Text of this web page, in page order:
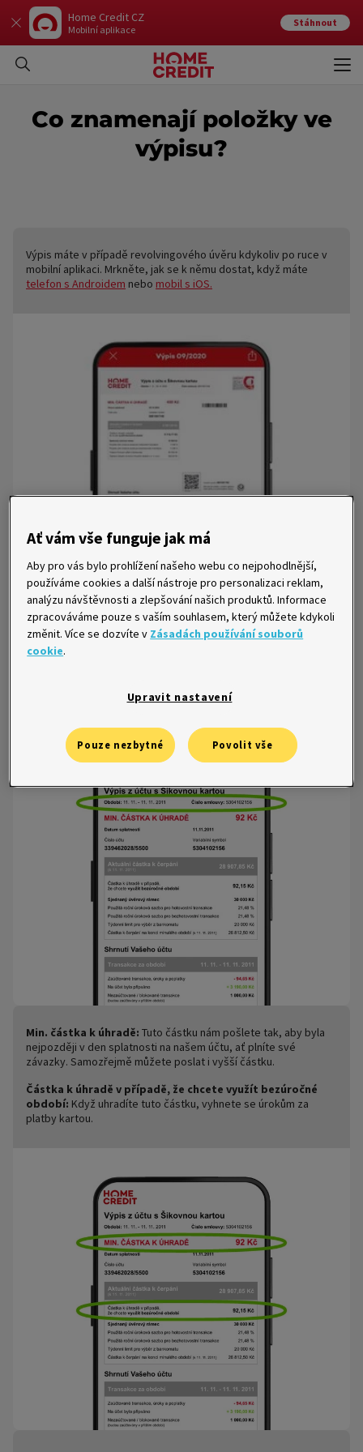
Home Credit CZ
Mobilní aplikace
Stáhnout
Co znamenají položky ve
výpisu?
Výpis máte v případě revolvingového úvěru kdykoliv po ruce v
mobilní aplikaci. Mrkněte, jak se k němu dostat, když máte
telefon s Androidem nebo mobil s iOS.
Období:Časové rozmezí, kterého se výpis týká. Obsahuje
všechny zaúčtované transakce v této době.
symbolu, který použijete při posílání splátek.
Min. částka k úhradě: Tuto částku nám pošlete tak, aby byla
nejpozději v den splatnosti na našem účtu, ať plníte své
závazky. Samozřejmě můžete poslat i vyšší částku.
Částka k úhradě v případě, že chcete využít bezúročné
období: Když uhradíte tuto částku, vyhnete se úrokům za
platby kartou.
Ať vám vše funguje jak má
Aby pro vás bylo prohlížení našeho webu co nejpohodlnější,
používáme cookies a další nástroje pro personalizaci reklam,
analýzu návštěvnosti a zlepšování našich produktů. Informace
zpracováváme pouze s vaším souhlasem, který můžete kdykoli
změnit. Více se dozvíte v Zásadách používání souborů
cookie.
Upravit nastavení
Pouze nezbytné Povolit vše